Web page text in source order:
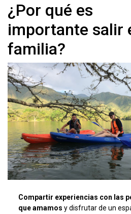
¿Por qué es
importante salir
familia?
Compartir experiencias con las
que amamos y disfrutar de un